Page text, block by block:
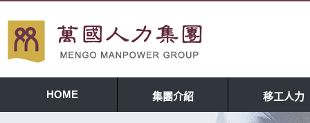
HOME 集團介紹 移工人力